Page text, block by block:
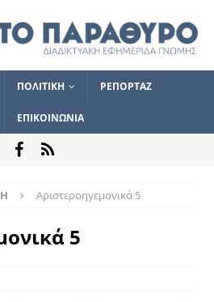
ΠΟΛΙΤΙΚΗ ΡΕΠΟΡΤΑΖ
ΕΠΙΚΟΙΝΩΝΙΑ
Αριστεροηγεμονικά 5
5